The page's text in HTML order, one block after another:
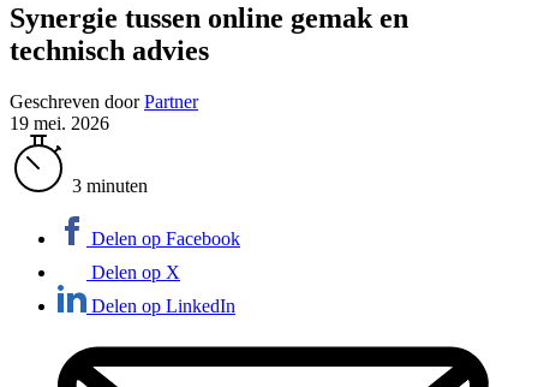
Synergie tussen online gemak en
technisch advies
Geschreven doorPartner
19 mei. 2026
3 minuten
Delen op Facebook
Delen op X
Delen op LinkedIn